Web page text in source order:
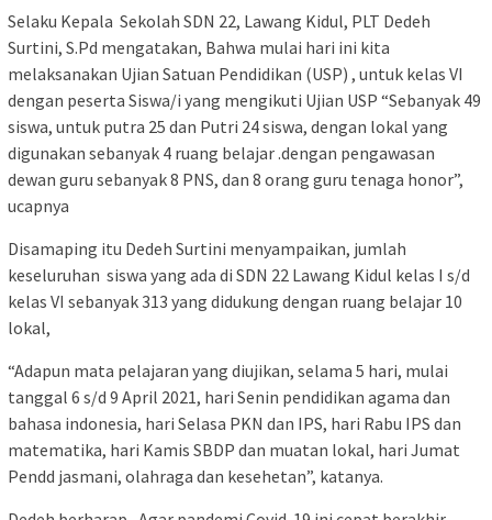
Selaku Kepala Sekolah SDN 22, Lawang Kidul, PLT Dedeh
Surtini, S.Pd mengatakan, Bahwa mulai hari ini kita
melaksanakan Ujian Satuan Pendidikan (USP) , untuk kelas VI
dengan peserta Siswa/i yang mengikuti Ujian USP “Sebanyak 49
siswa, untuk putra 25 dan Putri 24 siswa, dengan lokal yang
digunakan sebanyak 4 ruang belajar .dengan pengawasan
dewan guru sebanyak 8 PNS, dan 8 orang guru tenaga honor”,
ucapnya
Disamaping itu Dedeh Surtini menyampaikan, jumlah
keseluruhan siswa yang ada di SDN 22 Lawang Kidul kelas I s/d
kelas VI sebanyak 313 yang didukung dengan ruang belajar 10
lokal,
“Adapun mata pelajaran yang diujikan, selama 5 hari, mulai
tanggal 6 s/d 9 April 2021, hari Senin pendidikan agama dan
bahasa indonesia, hari Selasa PKN dan IPS, hari Rabu IPS dan
matematika, hari Kamis SBDP dan muatan lokal, hari Jumat
Pendd jasmani, olahraga dan kesehetan”, katanya.